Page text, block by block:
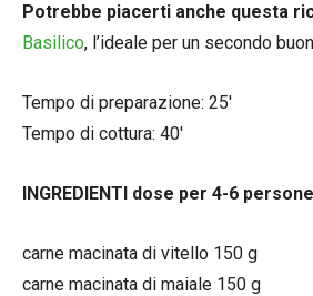
Potrebbe piacerti anche questa
Basilico, l’ideale per un secondo
Tempo di preparazione: 25′
Tempo di cottura: 40′
INGREDIENTI dose per 4-6 persone
carne macinata di vitello 150 g
carne macinata di maiale 150 g